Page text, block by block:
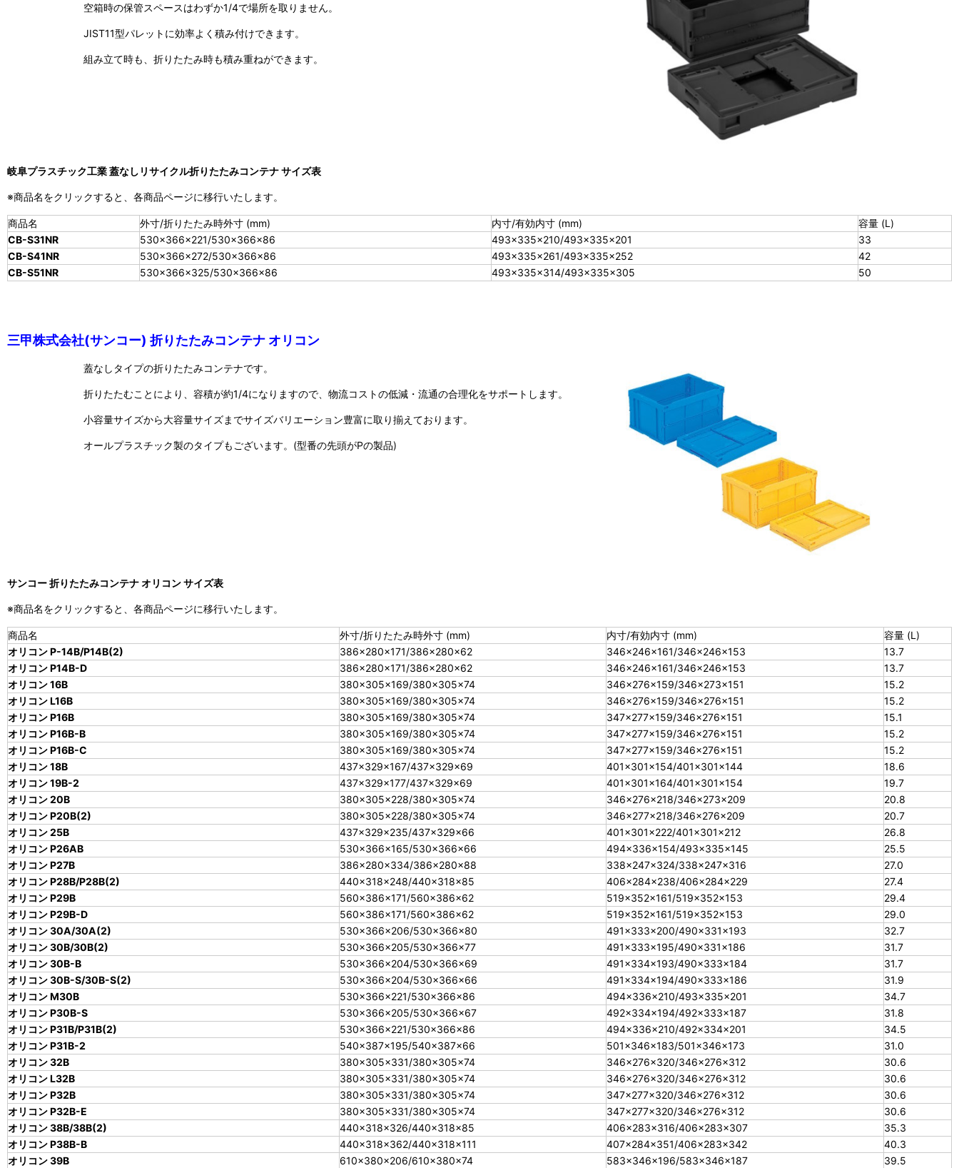
空箱時の保管スペースはわずか1/4で場所を取りません。
JIST11型パレットに効率よく積み付けできます。
組み立て時も、折りたたみ時も積み重ねができます。
岐阜プラスチック工業 蓋なしリサイクル折りたたみコンテナ サイズ表
※商品名をクリックすると、各商品ページに移行いたします。
商品名 外寸/折りたたみ時外寸 (mm) 内寸/有効内寸 (mm)
容量 (L)
CB-S31NR
530×366×221/530×366×86 493×335×210/493×335×201
33
CB-S41NR
530×366×272/530×366×86 493×335×261/493×335×252
42
CB-S51NR
530×366×325/530×366×86 493×335×314/493×335×305 50
三甲株式会社(サンコー) 折りたたみコンテナ オリコン
蓋なしタイプの折りたたみコンテナです。
折りたたむことにより、容積が約1/4になりますので、物流コストの低減・流通の合理化をサポートします。
小容量サイズから大容量サイズまでサイズバリエーション豊富に取り揃えております。
オールプラスチック製のタイプもございます。(型番の先頭がPの製品)
サンコー 折りたたみコンテナ オリコン サイズ表
※商品名をクリックすると、各商品ページに移行いたします。
商品名 外寸/折りたたみ時外寸 (mm) 内寸/有効内寸 (mm)
容量 (L)
オリコン P-14B/P14B(2)
386×280×171/386×280×62 346×246×161/346×246×153
13.7
オリコン P14B-D
386×280×171/386×280×62 346×246×161/346×246×153
13.7
オリコン 16B
380×305×169/380×305×74 346×276×159/346×273×151
15.2
オリコン L16B
380×305×169/380×305×74 346×276×159/346×276×151
15.2
オリコン P16B
380×305×169/380×305×74 347×277×159/346×276×151
15.1
オリコン P16B-B
380×305×169/380×305×74 347×277×159/346×276×151
15.2
オリコン P16B-C
380×305×169/380×305×74 347×277×159/346×276×151
15.2
オリコン 18B
437×329×167/437×329×69 401×301×154/401×301×144
18.6
オリコン 19B-2
437×329×177/437×329×69 401×301×164/401×301×154
19.7
オリコン 20B
380×305×228/380×305×74 346×276×218/346×273×209
20.8
オリコン P20B(2)
380×305×228/380×305×74 346×277×218/346×276×209
20.7
オリコン 25B
437×329×235/437×329×66 401×301×222/401×301×212
26.8
オリコン P26AB
530×366×165/530×366×66 494×336×154/493×335×145
25.5
オリコン P27B
386×280×334/386×280×88 338×247×324/338×247×316
27.0
オリコン P28B/P28B(2)
440×318×248/440×318×85 406×284×238/406×284×229
27.4
オリコン P29B
560×386×171/560×386×62 519×352×161/519×352×153
29.4
オリコン P29B-D
560×386×171/560×386×62 519×352×161/519×352×153
29.0
オリコン 30A/30A(2)
530×366×206/530×366×80 491×333×200/490×331×193
32.7
オリコン 30B/30B(2)
530×366×205/530×366×77 491×333×195/490×331×186
31.7
オリコン 30B-B
530×366×204/530×366×69 491×334×193/490×333×184
31.7
オリコン 30B-S/30B-S(2)
530×366×204/530×366×66 491×334×194/490×333×186
31.9
オリコン M30B
530×366×221/530×366×86 494×336×210/493×335×201
34.7
オリコン P30B-S
530×366×205/530×366×67 492×334×194/492×333×187
31.8
オリコン P31B/P31B(2)
530×366×221/530×366×86 494×336×210/492×334×201
34.5
オリコン P31B-2
540×387×195/540×387×66 501×346×183/501×346×173
31.0
オリコン 32B
380×305×331/380×305×74 346×276×320/346×276×312
30.6
オリコン L32B
380×305×331/380×305×74 346×276×320/346×276×312
30.6
オリコン P32B
380×305×331/380×305×74 347×277×320/346×276×312
30.6
オリコン P32B-E
380×305×331/380×305×74 347×277×320/346×276×312
30.6
オリコン 38B/38B(2)
440×318×326/440×318×85 406×283×316/406×283×307
35.3
オリコン P38B-B
440×318×362/440×318×111 407×284×351/406×283×342
40.3
オリコン 39B
610×380×206/610×380×74 583×346×196/583×346×187 39.5